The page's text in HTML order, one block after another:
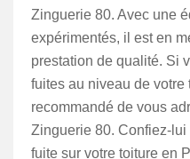
Zinguerie 80. Avec une
expérimentés, il est en
prestation de qualité. Si
fuites au niveau de
recommandé de vous
Zinguerie 80. Confiez-
fuite sur votre toiture en